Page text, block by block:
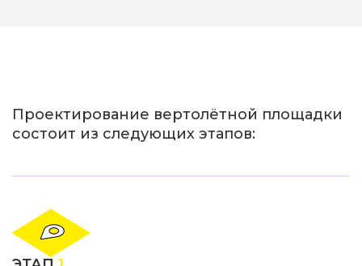
Проектирование вертолётной площадки
состоит из следующих этапов: